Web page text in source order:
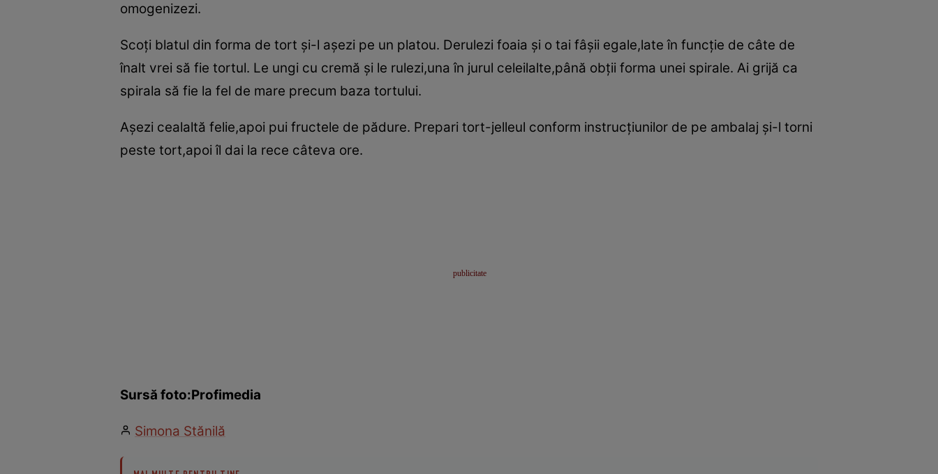
omogenizezi.
Scoţi blatul din forma de tort şi-l aşezi pe un platou. Derulezi foaia şi o tai fâşii egale,late în funcţie de câte de
înalt vrei să fie tortul. Le ungi cu cremă şi le rulezi,una în jurul celeilalte,până obţii forma unei spirale. Ai grijă ca
spirala să fie la fel de mare precum baza tortului.
Aşezi cealaltă felie,apoi pui fructele de pădure. Prepari tort-jelleul conform instrucţiunilor de pe ambalaj şi-l torni
peste tort,apoi îl dai la rece câteva ore.
Sursă foto:Profimedia
Simona Stănilă